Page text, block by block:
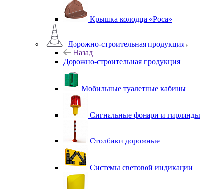
Крышка колодца «Роса»
Дорожно-строительная продукция
Назад
Дорожно-строительная продукция
Мобильные туалетные кабины
Сигнальные фонари и гирлянды
Столбики дорожные
Системы световой индикации